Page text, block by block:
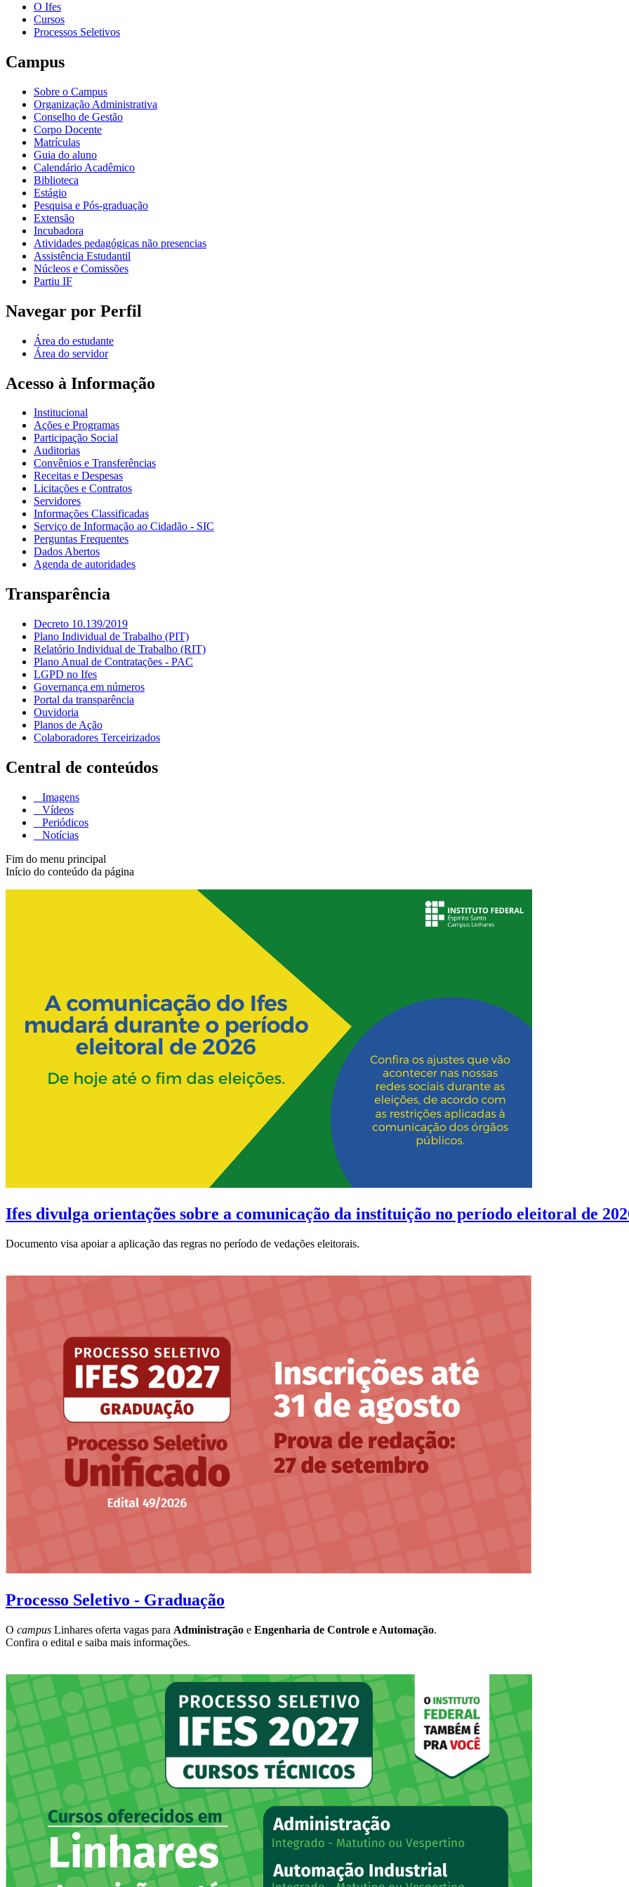
O Ifes
Cursos
Processos Seletivos
Campus
Sobre o Campus
Organização Administrativa
Conselho de Gestão
Corpo Docente
Matrículas
Guia do aluno
Calendário Acadêmico
Biblioteca
Estágio
Pesquisa e Pós-graduação
Extensão
Incubadora
Atividades pedagógicas não presencias
Assistência Estudantil
Núcleos e Comissões
Partiu IF
Navegar por Perfil
Área do estudante
Área do servidor
Acesso à Informação
Institucional
Ações e Programas
Participação Social
Auditorias
Convênios e Transferências
Receitas e Despesas
Licitações e Contratos
Servidores
Informações Classificadas
Serviço de Informação ao Cidadão - SIC
Perguntas Frequentes
Dados Abertos
Agenda de autoridades
Transparência
Decreto 10.139/2019
Plano Individual de Trabalho (PIT)
Relatório Individual de Trabalho (RIT)
Plano Anual de Contratações - PAC
LGPD no Ifes
Governança em números
Portal da transparência
Ouvidoria
Planos de Ação
Colaboradores Terceirizados
Central de conteúdos
Imagens
Vídeos
Periódicos
Notícias
Fim do menu principal
Início do conteúdo da página
Ifes divulga orientações sobre a comunicação da instituição no período eleitoral de
Documento visa apoiar a aplicação das regras no período de vedações eleitorais.
Processo Seletivo - Graduação
O campus Linhares oferta vagas para Administração e Engenharia de Controle e Automação.
Confira o edital e saiba mais informações.